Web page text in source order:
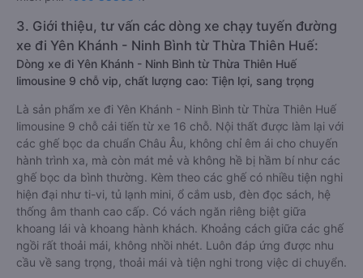
3. Giới thiệu, tư vấn các dòng xe chạy tuyến đường
xe đi Yên Khánh - Ninh Bình từ Thừa Thiên Huế:
Dòng xe đi Yên Khánh - Ninh Bình từ Thừa Thiên Huế
limousine 9 chỗ vip, chất lượng cao: Tiện lợi, sang trọng
Là sản phẩm xe đi Yên Khánh - Ninh Bình từ Thừa Thiên Huế
limousine 9 chỗ cải tiến từ xe 16 chỗ. Nội thất được làm lại với
các ghế bọc da chuẩn Châu Âu, không chỉ êm ái cho chuyến
hành trình xa, mà còn mát mẻ và không hề bị hầm bí như các
ghế bọc da bình thường. Kèm theo các ghế có nhiều tiện nghi
hiện đại như ti-vi, tủ lạnh mini, ổ cắm usb, đèn đọc sách, hệ
thống âm thanh cao cấp. Có vách ngăn riêng biệt giữa
khoang lái và khoang hành khách. Khoảng cách giữa các ghế
ngồi rất thoải mái, không nhồi nhét. Luôn đáp ứng được nhu
cầu về sang trọng, thoải mái và tiện nghi trong việc di chuyển.